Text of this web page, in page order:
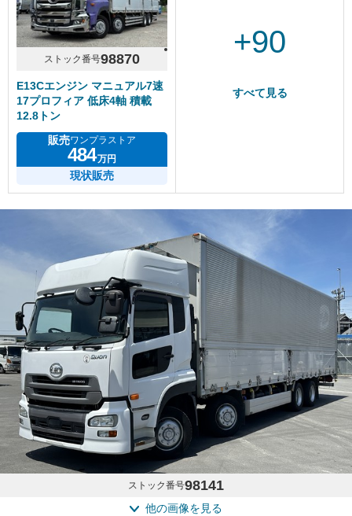
ストック番号98870
E13Cエンジン マニュアル7速
17プロフィア 低床4軸 積載
12.8トン
販売ワンプラストア
484万円
現状販売
+90
すべて見る
ストック番号98141
他の画像を見る